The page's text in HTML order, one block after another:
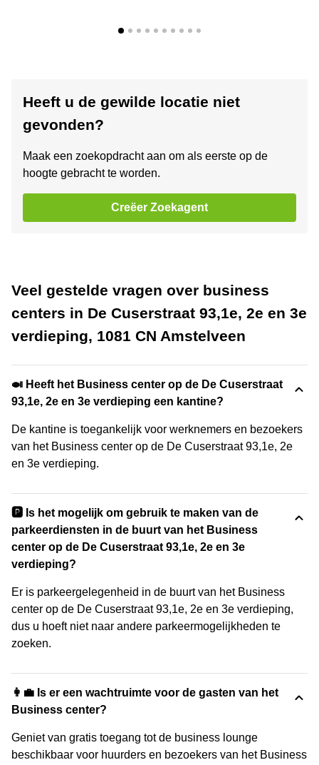
Heeft u de gewilde locatie niet
gevonden?
Maak een zoekopdracht aan om als eerste op de
hoogte gebracht te worden.
Creëer Zoekagent
Veel gestelde vragen over business
centers in De Cuserstraat 93,1e, 2e en 3e
verdieping, 1081 CN Amstelveen
🍛 Heeft het Business center op de De Cuserstraat
93,1e, 2e en 3e verdieping een kantine?
De kantine is toegankelijk voor werknemers en bezoekers
van het Business center op de De Cuserstraat 93,1e, 2e
en 3e verdieping.
🅿️ Is het mogelijk om gebruik te maken van de
parkeerdiensten in de buurt van het Business
center op de De Cuserstraat 93,1e, 2e en 3e
verdieping?
Er is parkeergelegenheid in de buurt van het Business
center op de De Cuserstraat 93,1e, 2e en 3e verdieping,
dus u hoeft niet naar andere parkeermogelijkheden te
zoeken.
👩‍💼 Is er een wachtruimte voor de gasten van het
Business center?
Geniet van gratis toegang tot de business lounge
beschikbaar voor huurders en bezoekers van het Business